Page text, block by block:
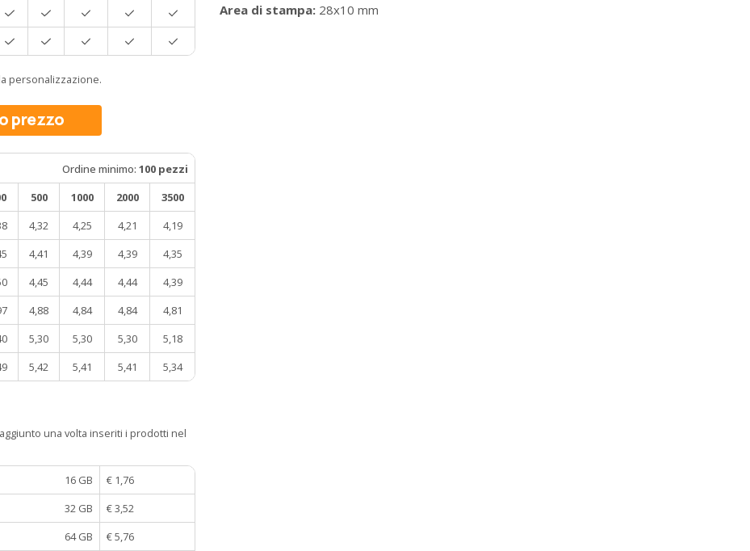
personalizzazione.
prezzo
Ordine minimo: 100 pezzi
500 1000 2000
3500
4,32 4,25 4,21
4,19
4,41 4,39 4,39
4,35
4,45 4,44 4,44
4,39
4,88 4,84 4,84
4,81
5,30 5,30 5,30
5,18
5,42 5,41 5,41 5,34
una volta inseriti i prodotti nel
16 GB
€ 1,76
32 GB
€ 3,52
64 GB
€ 5,76
Area di stampa: 28x10 mm